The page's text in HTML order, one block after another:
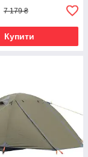
7 179 ₴
Купити